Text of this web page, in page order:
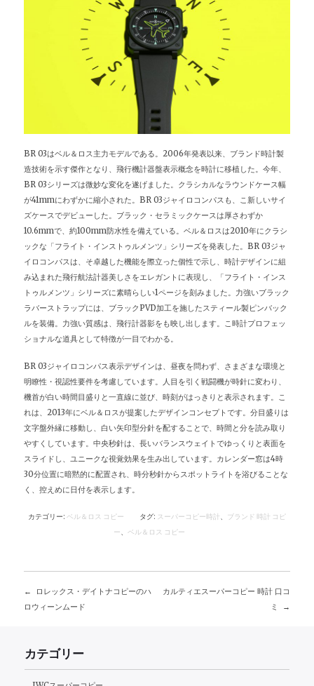
BR 03はベル＆ロス主力モデルである。2006年発表以来、ブランド時計製
造技術を示す傑作となり、飛行機計器盤表示概念を時計に移植した。今年、
BR 03シリーズは微妙な変化を遂げました。クラシカルなラウンドケース幅
が41mmにわずかに縮小された。BR 03ジャイロコンパスも、こ新しいサイ
ズケースでデビューした。ブラック・セラミックケースは厚さわずか
10.6mmで、約100mm防水性を備えている。ベル＆ロスは2010年にクラシ
ックな「フライト・インストゥルメンツ」シリーズを発表した。BR 03ジャ
イロコンパスは、そ卓越した機能を際立った個性で示し、時計デザインに組
み込まれた飛行航法計器美しさをエレガントに表現し、「フライト・インス
トゥルメンツ」シリーズに素晴らしい1ページを刻みました。力強いブラック
ラバーストラップには、ブラックPVD加工を施したスティール製ピンバック
ルを装備。力強い質感は、飛行計器影をも映し出します。こ時計プロフェッ
ショナルな道具として特徴が一目でわかる。
BR 03ジャイロコンパス表示デザインは、昼夜を問わず、さまざまな環境と
明瞭性・視認性要件を考慮しています。人目を引く戦闘機が時針に変わり、
機首が白い時間目盛りと一直線に並び、時刻がはっきりと表示されます。こ
れは、2013年にベル＆ロスが提案したデザインコンセプトです。分目盛りは
文字盤外縁に移動し、白い矢印型分針を配することで、時間と分を読み取り
やすくしています。中央秒針は、長いバランスウェイトでゆっくりと表面を
スライドし、ユニークな視覚効果を生み出しています。カレンダー窓は4時
30分位置に暗黙的に配置され、時分秒針からスポットライトを浴びることな
く、控えめに日付を表示します。
カテゴリー: ベル＆ロス コピー タグ: スーパーコピー時計、 ブランド 時計 コピ
ー、 ベル＆ロス コピー
投
ナ
ロレックス・デイトナコピーのハ
ロウィーンムード
カルティエスーパーコピー 時計 口コ
ミ
カテゴリー